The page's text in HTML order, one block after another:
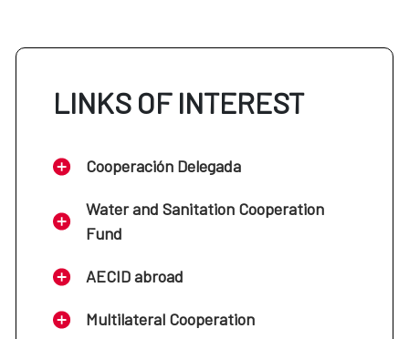
LINKS OF INTEREST
Cooperación Delegada
Water and Sanitation Cooperation
Fund
AECID abroad
Multilateral Cooperation